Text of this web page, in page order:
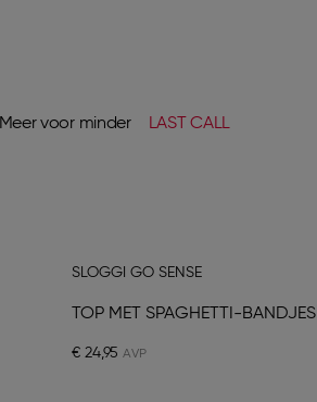
Meer voor minder LAST CALL
SLOGGI GO SENSE
TOP MET SPAGHETTI-BANDJES
€ 24,95